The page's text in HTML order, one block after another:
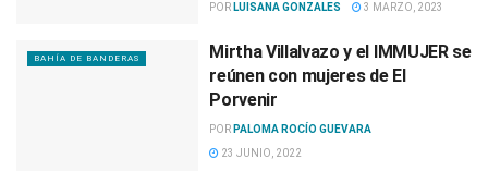
POR LUISANA GONZALES 3 MARZO, 2023
BAHÍA DE BANDERAS
Mirtha Villalvazo y el IMMUJER se
reúnen con mujeres de El
Porvenir
POR PALOMA ROCÍO GUEVARA
23 JUNIO, 2022